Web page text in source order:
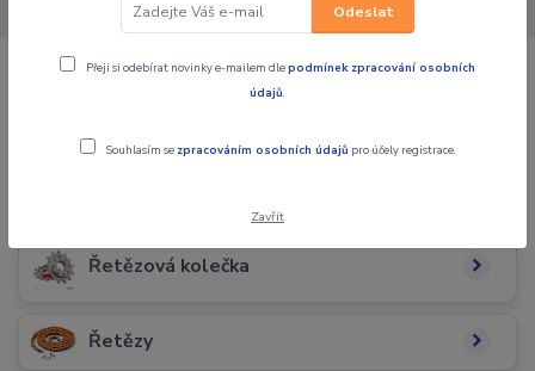
KOLEČKA, ROZETY, MAZÁNÍ
ŘETĚZY, KOLEČKA, ROZETY, MAZÁNÍ
Řetězová kolečka
Řetězy
Odeslat
Přeji si odebírat novinky e-mailem dlepodmínek zpracování osobních
údajů.
Souhlasím se zpracováním osobních údajů pro účely registrace.
Zavřít